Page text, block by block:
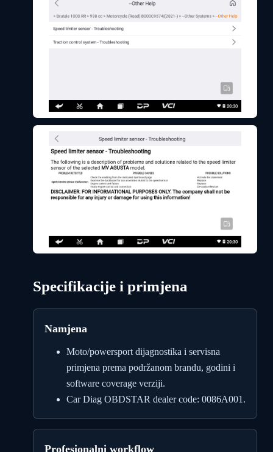
Specifikacije i primjena
Namjena
Moto/powersport dijagnostika i servisna
primjena prema podržanom brandu, godini i
software coverage verziji.
Car Diag OBDSTAR dealer code: 0086A001.
Profesionalni workflow